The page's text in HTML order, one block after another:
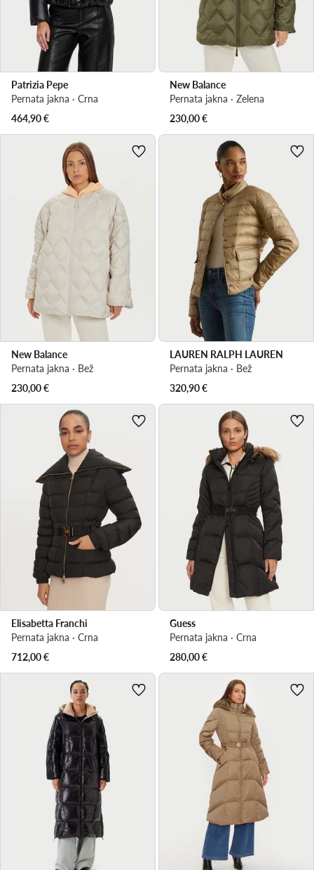
Patrizia Pepe
Pernata jakna · Crna
464,90€
New Balance
Pernata jakna · Zelena
230,00€
New Balance
Pernata jakna · Bež
230,00€
LAUREN RALPH LAUREN
Pernata jakna · Bež
320,90€
Elisabetta Franchi
Pernata jakna · Crna
712,00€
Guess
Pernata jakna · Crna
280,00€